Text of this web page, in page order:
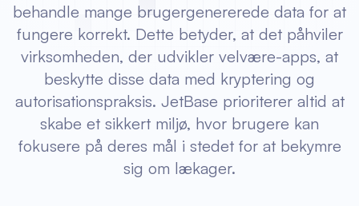
behandle mange brugergenererede data for at
fungere korrekt. Dette betyder, at det påhviler
virksomheden, der udvikler velvære-apps, at
beskytte disse data med kryptering og
autorisationspraksis. JetBase prioriterer altid at
skabe et sikkert miljø, hvor brugere kan
fokusere på deres mål i stedet for at bekymre
sig om lækager.